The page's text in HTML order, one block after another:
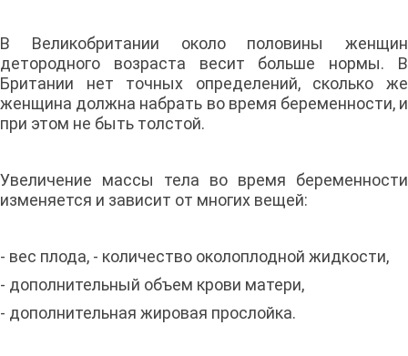
В Великобритании около половины женщин
детородного возраста весит больше нормы. В
Британии нет точных определений, сколько же
женщина должна набрать во время беременности, и
при этом не быть толстой.
Увеличение массы тела во время беременности
изменяется и зависит от многих вещей:
- вес плода, - количество околоплодной жидкости,
- дополнительный объем крови матери,
- дополнительная жировая прослойка.